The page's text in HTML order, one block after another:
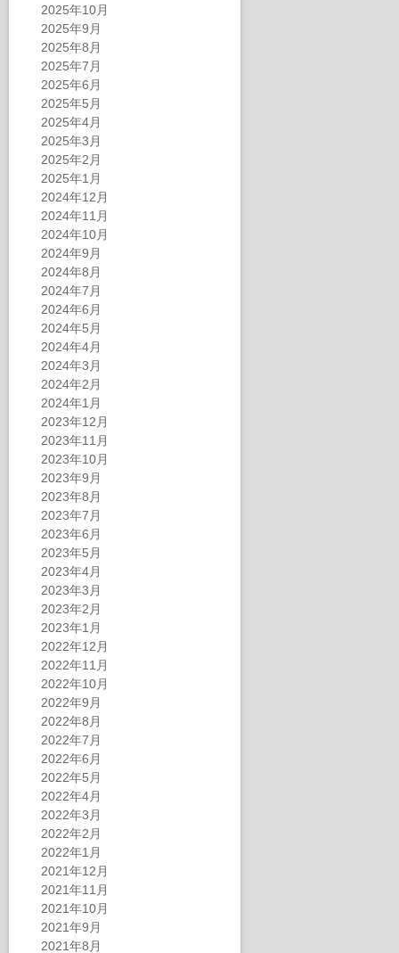
2025年10月
2025年9月
2025年8月
2025年7月
2025年6月
2025年5月
2025年4月
2025年3月
2025年2月
2025年1月
2024年12月
2024年11月
2024年10月
2024年9月
2024年8月
2024年7月
2024年6月
2024年5月
2024年4月
2024年3月
2024年2月
2024年1月
2023年12月
2023年11月
2023年10月
2023年9月
2023年8月
2023年7月
2023年6月
2023年5月
2023年4月
2023年3月
2023年2月
2023年1月
2022年12月
2022年11月
2022年10月
2022年9月
2022年8月
2022年7月
2022年6月
2022年5月
2022年4月
2022年3月
2022年2月
2022年1月
2021年12月
2021年11月
2021年10月
2021年9月
2021年8月